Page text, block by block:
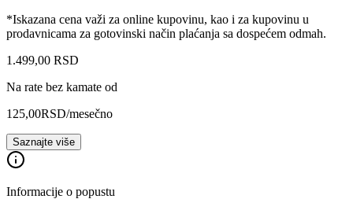
*Iskazana cena važi za online kupovinu, kao i za kupovinu u
prodavnicama za gotovinski način plaćanja sa dospećem odmah.
1.499,00 RSD
Na rate bez kamate od
125,00RSD/mesečno
Saznajte više
Informacije o popustu